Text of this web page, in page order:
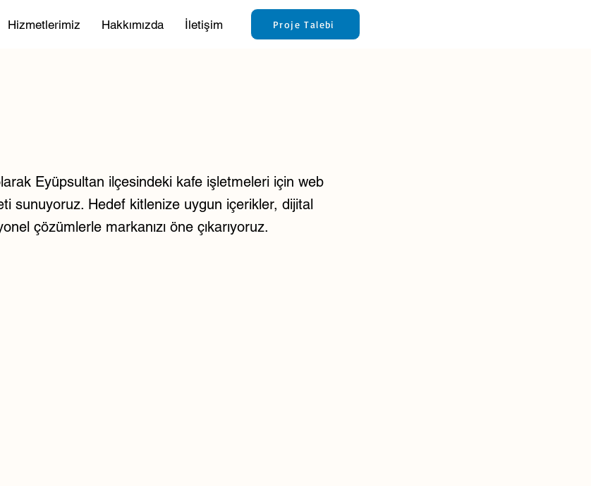
Hizmetlerimiz Hakkımızda İletişim Proje Talebi
Eyüpsultan ilçesindeki kafe işletmeleri için web
sunuyoruz. Hedef kitlenize uygun içerikler, dijital
çözümlerle markanızı öne çıkarıyoruz.